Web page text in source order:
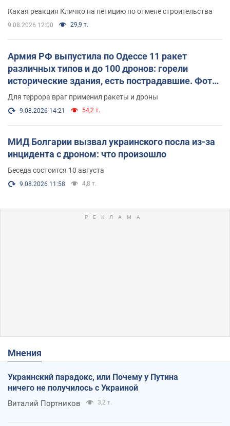
небоскреба "московского верующего"
Какая реакция Кличко на петицию по отмене строительства
9.08.2026 12:00 29,9 т.
Армия РФ выпустила по Одессе 11 ракет
различных типов и до 100 дронов: горели
исторические здания, есть пострадавшие. Фото
и видео
Для террора враг применил ракеты и дроны
9.08.2026 14:21 54,2 т.
МИД Болгарии вызвал украинского посла из-за
инцидента с дроном: что произошло
Беседа состоится 10 августа
9.08.2026 11:58 4,8 т.
Мнения
Украинский парадокс, или Почему у Путина
ничего не получилось с Украиной
Виталий Портников 3,2 т.